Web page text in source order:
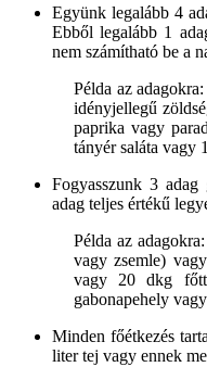
Együnk legalább 4
Ebből legalább 1
nem számítható be a
Példa az
idényjellegű
paprika vagy
tányér saláta vagy
Fogyasszunk 3 adag
adag teljes értékű
Példa az
vagy zsemle)
vagy 20 dkg
gabonapehely
Minden főétkezés
liter tej vagy ennek